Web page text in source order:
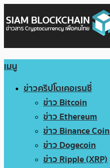
เมนู
ข่าวคริปโตเคอเรนซี่
ข่าว Bitcoin
ข่าว Ethereum
ข่าว Binance Coin
ข่าว Dogecoin
ข่าว Ripple (XRP)